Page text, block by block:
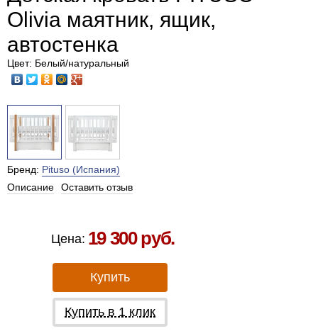
Olivia маятник, ящик,
автостенка
Цвет: Белый/натуральный
Бренд: Pituso (Испания)
Описание
Оставить отзыв
Цена: 19 300 руб.
Купить
Купить в 1 клик